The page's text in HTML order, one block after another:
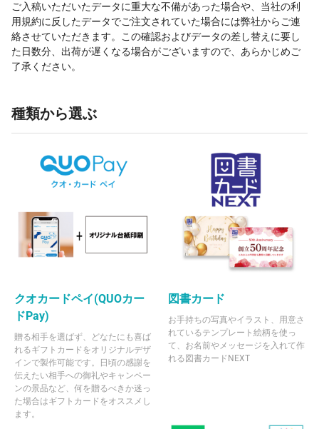
ご入稿いただいたデータに重大な不備があった場合や、当社の利
用規約に反したデータでご注文されていた場合には弊社からご連
絡させていただきます。この確認およびデータの差し替えに要し
た日数分、出荷が遅くなる場合がございますので、あらかじめご
了承ください。
種類から選ぶ
クオカードペイ(QUOカー
ドPay)
贈る相手を選ばず、どなたにも喜ば
れるギフトカードをオリジナルデザ
インで製作可能です。日頃の感謝を
伝えたい相手への御礼やキャンペー
ンの景品など、何を贈るべきか迷っ
た場合はギフトカードをオススメし
ます。
図書カード
お手持ちの写真やイラスト、用意さ
れているテンプレート絵柄を使っ
て、お名前やメッセージを入れて作
れる図書カードNEXT